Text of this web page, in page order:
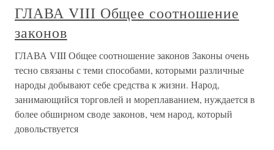
ГЛАВА VIII Общее соотношение
законов
ГЛАВА VIII Общее соотношение законов Законы очень
тесно связаны с теми способами, которыми различные
народы добывают себе средства к жизни. Народ,
занимающийся торговлей и мореплаванием, нуждается в
более обширном своде законов, чем народ, который
довольствуется